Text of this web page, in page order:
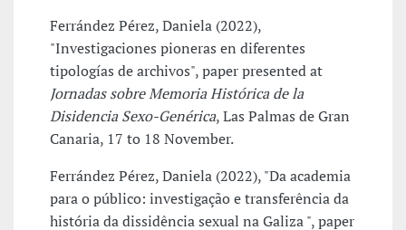
Ferrández Pérez, Daniela (2022),
"Investigaciones pioneras en diferentes
tipologías de archivos", paper presented at
Jornadas sobre Memoria Histórica de la
Disidencia Sexo-Genérica, Las Palmas de Gran
Canaria, 17 to 18 November.
Ferrández Pérez, Daniela (2022), "Da academia
para o público: investigação e transferência da
história da dissidência sexual na Galiza ", paper